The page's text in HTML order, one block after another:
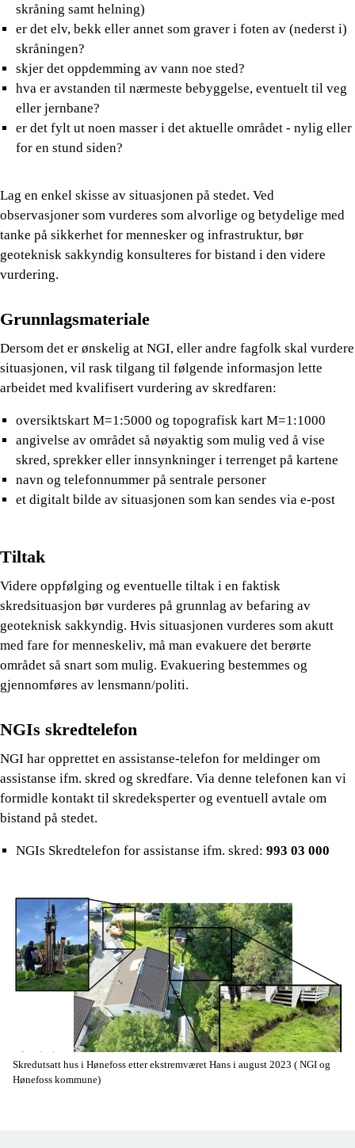
skråning samt helning)
er det elv, bekk eller annet som graver i foten av (nederst i)
skråningen?
skjer det oppdemming av vann noe sted?
hva er avstanden til nærmeste bebyggelse, eventuelt til veg
eller jernbane?
er det fylt ut noen masser i det aktuelle området - nylig eller
for en stund siden?
Lag en enkel skisse av situasjonen på stedet. Ved
observasjoner som vurderes som alvorlige og betydelige med
tanke på sikkerhet for mennesker og infrastruktur, bør
geoteknisk sakkyndig konsulteres for bistand i den videre
vurdering.
Grunnlagsmateriale
Dersom det er ønskelig at NGI, eller andre fagfolk skal vurdere
situasjonen, vil rask tilgang til følgende informasjon lette
arbeidet med kvalifisert vurdering av skredfaren:
oversiktskart M=1:5000 og topografisk kart M=1:1000
angivelse av området så nøyaktig som mulig ved å vise
skred, sprekker eller innsynkninger i terrenget på kartene
navn og telefonnummer på sentrale personer
et digitalt bilde av situasjonen som kan sendes via e-post
Tiltak
Videre oppfølging og eventuelle tiltak i en faktisk
skredsituasjon bør vurderes på grunnlag av befaring av
geoteknisk sakkyndig. Hvis situasjonen vurderes som akutt
med fare for menneskeliv, må man evakuere det berørte
området så snart som mulig. Evakuering bestemmes og
gjennomføres av lensmann/politi.
NGIs skredtelefon
NGI har opprettet en assistanse-telefon for meldinger om
assistanse ifm. skred og skredfare. Via denne telefonen kan vi
formidle kontakt til skredeksperter og eventuell avtale om
bistand på stedet.
NGIs Skredtelefon for assistanse ifm. skred: 993 03 000
Skredutsatt hus i Hønefoss etter ekstremværet Hans i august 2023 ( NGI og
Hønefoss kommune)